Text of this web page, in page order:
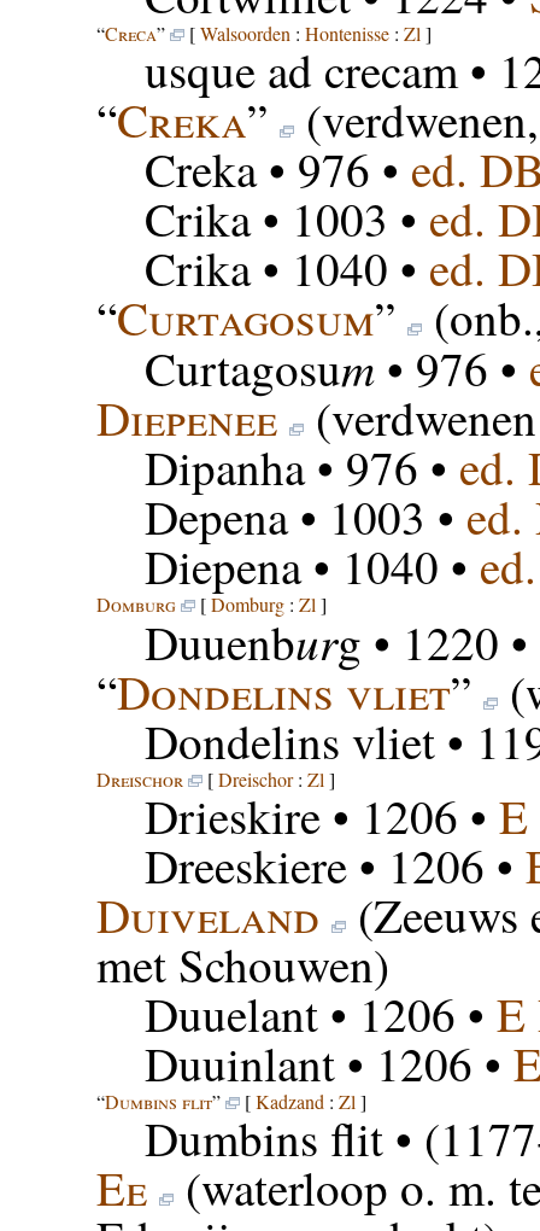
“Creca” [Walsoorden : Hontenisse: Zl ]
usque ad crecam•
“Creka”
Creka• 976 • ed.
Crika• 1003 • ed.
Crika• 1040 • ed.
“Curtagosum”
Curtagosum• 976 •
Diepenee
Dipanha• 976 • ed.
Depena• 1003 •
Diepena• 1040 •
Domburg [Domburg: Zl ]
Duuenburg • 1220 •
“Dondelins vliet”
Dondelins vliet•
Dreischor [Dreischor: Zl ]
Drieskire• 1206 •
Dreeskiere• 1206 •
Duiveland (Zeeuws
met Schouwen)
Duuelant• 1206 • E
Duuinlant• 1206 •
“Dumbins flit” [Kadzand : Zl ]
Dumbins flit•
Ee (waterloop o. m.